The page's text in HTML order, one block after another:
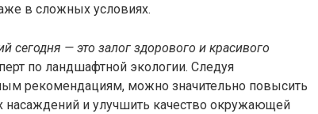
в сложных условиях.
сегодня — это залог здорового и красивого
по ландшафтной экологии. Следуя
рекомендациям, можно значительно повысить
насаждений и улучшить качество окружающей